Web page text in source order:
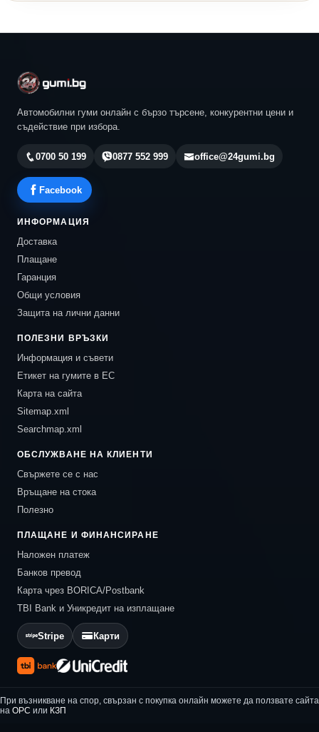
Автомобилни гуми онлайн с бързо търсене, конкурентни цени и
съдействие при избора.
0700 50 199 0877 552 999 office@24gumi.bg
Facebook
ИНФОРМАЦИЯ
Доставка
Плащане
Гаранция
Общи условия
Защита на лични данни
ПОЛЕЗНИ ВРЪЗКИ
Информация и съвети
Етикет на гумите в ЕС
Карта на сайта
Sitemap.xml
Searchmap.xml
ОБСЛУЖВАНЕ НА КЛИЕНТИ
Свържете се с нас
Връщане на стока
Полезно
ПЛАЩАНЕ И ФИНАНСИРАНЕ
Наложен платеж
Банков превод
Карта чрез BORICA/Postbank
TBI Bank и Уникредит на изплащане
Stripe Карти
При възникване на спор, свързан с покупка онлайн можете да ползвате сайта
на ОРС или КЗП